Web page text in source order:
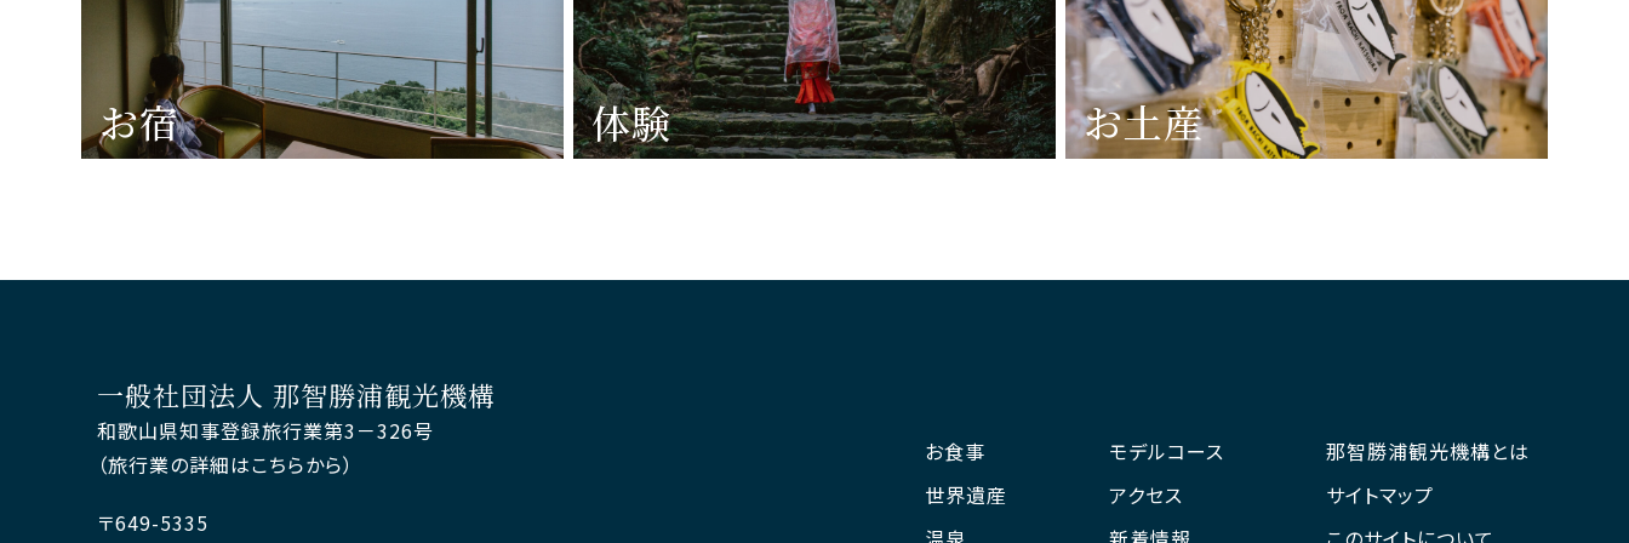
お宿 体験 お土産
一般社団法人 那智勝浦観光機構
和歌山県知事登録旅行業第3－326号
（旅行業の詳細はこちらから）
〒649-5335
お食事
世界遺産
モデルコース
アクセス
那智勝浦観光機構とは
サイトマップ